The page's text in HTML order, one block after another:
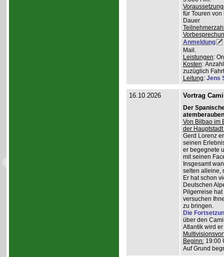
für Touren
Dauer
Anmeldung
Mail.
Leistungen:
Kosten:
zuzüglich
Leitung: Jens
16.10.2026 Vortrag
Der
Von Bilbao im
der
Gerd Lorenz
seinen
er begegnete
mit seinen
Insgesamt
selten alleine,
Er hat schon
Deutschen
Pilgerreise
versuchen
zu bringen.
Die
über den
Atlantik wird
Beginn:19:00
Auf Grund